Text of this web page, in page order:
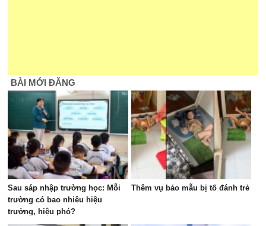
BÀI MỚI ĐĂNG
Sau sáp nhập trường học: Mỗi
trường có bao nhiêu hiệu
trưởng, hiệu phó?
Thêm vụ bảo mẫu bị tố đánh trẻ